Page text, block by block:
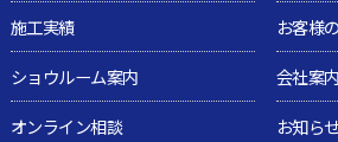
施工実績
お客様
ショウルーム案内
会社案内
オンライン相談
お知ら